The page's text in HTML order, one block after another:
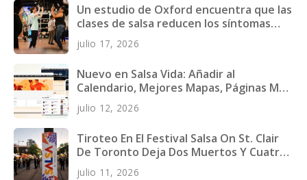
Un estudio de Oxford encuentra que las
clases de salsa reducen los síntomas
depresivos en jóvenes adultos
julio 17, 2026
Nuevo en Salsa Vida: Añadir al
Calendario, Mejores Mapas, Páginas Más
Rápidas y Más
julio 12, 2026
Tiroteo En El Festival Salsa On St. Clair
De Toronto Deja Dos Muertos Y Cuatro
Heridos
julio 11, 2026